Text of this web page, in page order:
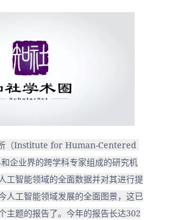
（Institute for Human-Centered
企业界的跨学科专家组成的研究机
工智能领域的全面数据并对其进行提
人工智能领域发展的全面图景，这已
主题的报告了。今年的报告长达302